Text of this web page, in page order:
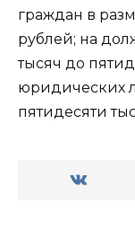
граждан в
рублей; на
тысяч до
юридических
пятидесяти